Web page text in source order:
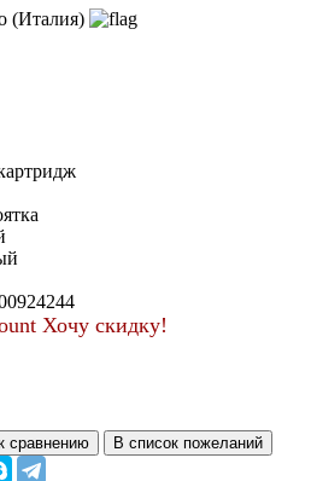
(Италия)
Хочу скидку!